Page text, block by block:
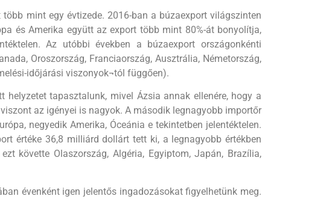
mint egy évtizede. 2016-ban a búzaexport vi­lágszinten
és Amerika együtt az export több mint 80%-át bonyolítja,
Az utóbbi években a búzaex­port országonkénti
Oroszország, Franciaország, Ausztrália, Németország,
időjárási viszonyok¬tól függően).
helyzetet ta­pasztalunk, mivel Ázsia annak elle­nére, hogy a
az igényei is nagyok. A má­sodik legnagyobb importőr
negyedik Amerika, Óceánia e tekintetben jelentéktelen.
értéke 36,8 milliárd dollárt tett ki, a legnagyobb értékben
kö­vette Olaszország, Algéria, Egyiptom, Japán, Brazília,
évenként igen jelentős ingadozásokat figyel­hetünk meg.